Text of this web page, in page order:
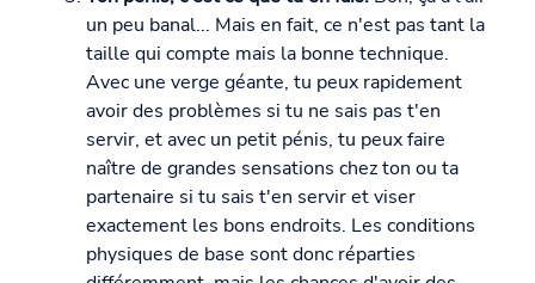
un peu banal... Mais en fait, ce n'est pas tant la
taille qui compte mais la bonne technique.
Avec une verge géante, tu peux rapidement
avoir des problèmes si tu ne sais pas t'en
servir, et avec un petit pénis, tu peux faire
naître de grandes sensations chez ton ou ta
partenaire si tu sais t'en servir et viser
exactement les bons endroits. Les conditions
physiques de base sont donc réparties